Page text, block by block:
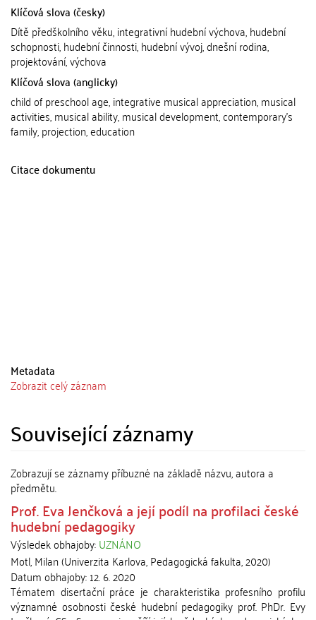
Klíčová slova (česky)
Dítě předškolního věku, integrativní hudební výchova, hudební
schopnosti, hudební činnosti, hudební vývoj, dnešní rodina,
projektování, výchova
Klíčová slova (anglicky)
child of preschool age, integrative musical appreciation, musical
activities, musical ability, musical development, contemporary's
family, projection, education
Citace dokumentu
Metadata
Zobrazit celý záznam
Související záznamy
Zobrazují se záznamy příbuzné na základě názvu, autora a
předmětu.
Prof. Eva Jenčková a její podíl na profilaci české
hudební pedagogiky
Výsledek obhajoby:UZNÁNO
Motl, Milan(Univerzita Karlova, Pedagogická fakulta,2020)
Datum obhajoby:12. 6. 2020
Tématem disertační práce je charakteristika profesního profilu
významné osobnosti české hudební pedagogiky prof. PhDr. Evy